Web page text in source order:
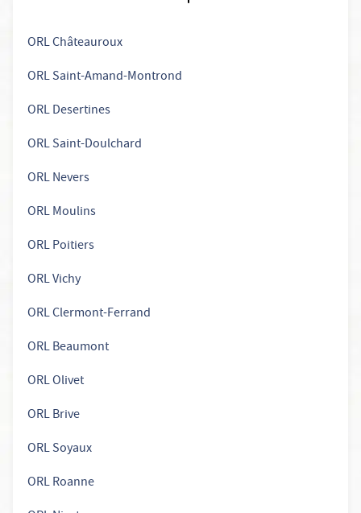
ORL Châteauroux
ORL Saint-Amand-Montrond
ORL Desertines
ORL Saint-Doulchard
ORL Nevers
ORL Moulins
ORL Poitiers
ORL Vichy
ORL Clermont-Ferrand
ORL Beaumont
ORL Olivet
ORL Brive
ORL Soyaux
ORL Roanne